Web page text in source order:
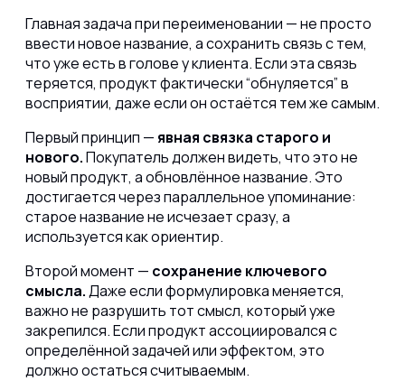
Главная задача при переименовании — не просто
ввести новое название, а сохранить связь с тем,
что уже есть в голове у клиента. Если эта связь
теряется, продукт фактически “обнуляется” в
восприятии, даже если он остаётся тем же самым.
Первый принцип — явная связка старого и
нового.Покупатель должен видеть, что это не
новый продукт, а обновлённое название. Это
достигается через параллельное упоминание:
старое название не исчезает сразу, а
используется как ориентир.
Второй момент — сохранение ключевого
смысла.Даже если формулировка меняется,
важно не разрушить тот смысл, который уже
закрепился. Если продукт ассоциировался с
определённой задачей или эффектом, это
должно остаться считываемым.